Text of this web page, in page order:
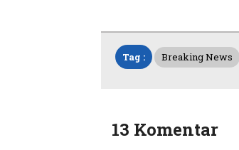
Tag : Breaking News
13 Komentar